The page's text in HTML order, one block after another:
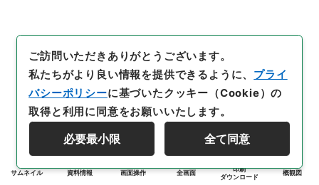
サムネイル 資料情報 画面操作 全画面
印刷
ダウンロード
概観図
ご訪問いただきありがとうございます。
私たちがより良い情報を提供できるように、 プライ
バシーポリシーに基づいたクッキー（Cookie）の
取得と利用に同意をお願いいたします。
必要最小限 全て同意